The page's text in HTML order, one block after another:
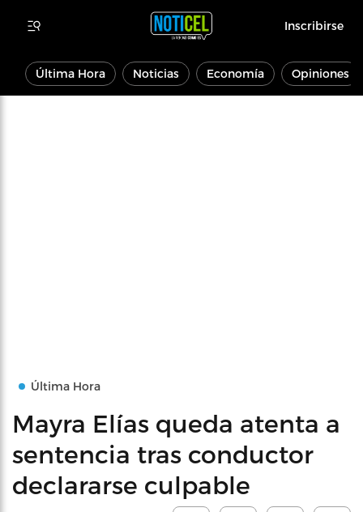
Inscribirse
Última Hora Noticias Economía Opiniones
Última Hora
Mayra Elías queda atenta a
sentencia tras conductor
declararse culpable